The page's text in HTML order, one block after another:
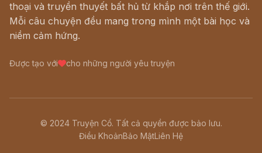
thoại và truyền thuyết bất hủ từ khắp nơi trên thế giới.
Mỗi câu chuyện đều mang trong mình một bài học và
niềm cảm hứng.
Được tạo với cho những người yêu truyện
© 2024 Truyện Cổ. Tất cả quyền được bảo lưu.
Điều KhoảnBảo MậtLiên Hệ